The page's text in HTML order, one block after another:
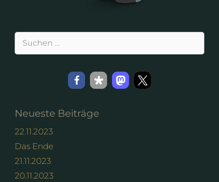
Suchen
Neueste Beiträge
22.11.2023
Das Ende
21.11.2023
20.11.2023